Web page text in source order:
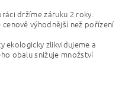
držíme záruku 2 roky.
výhodnější než pořízení
ekologicky zlikvidujeme a
obalu snižuje množství